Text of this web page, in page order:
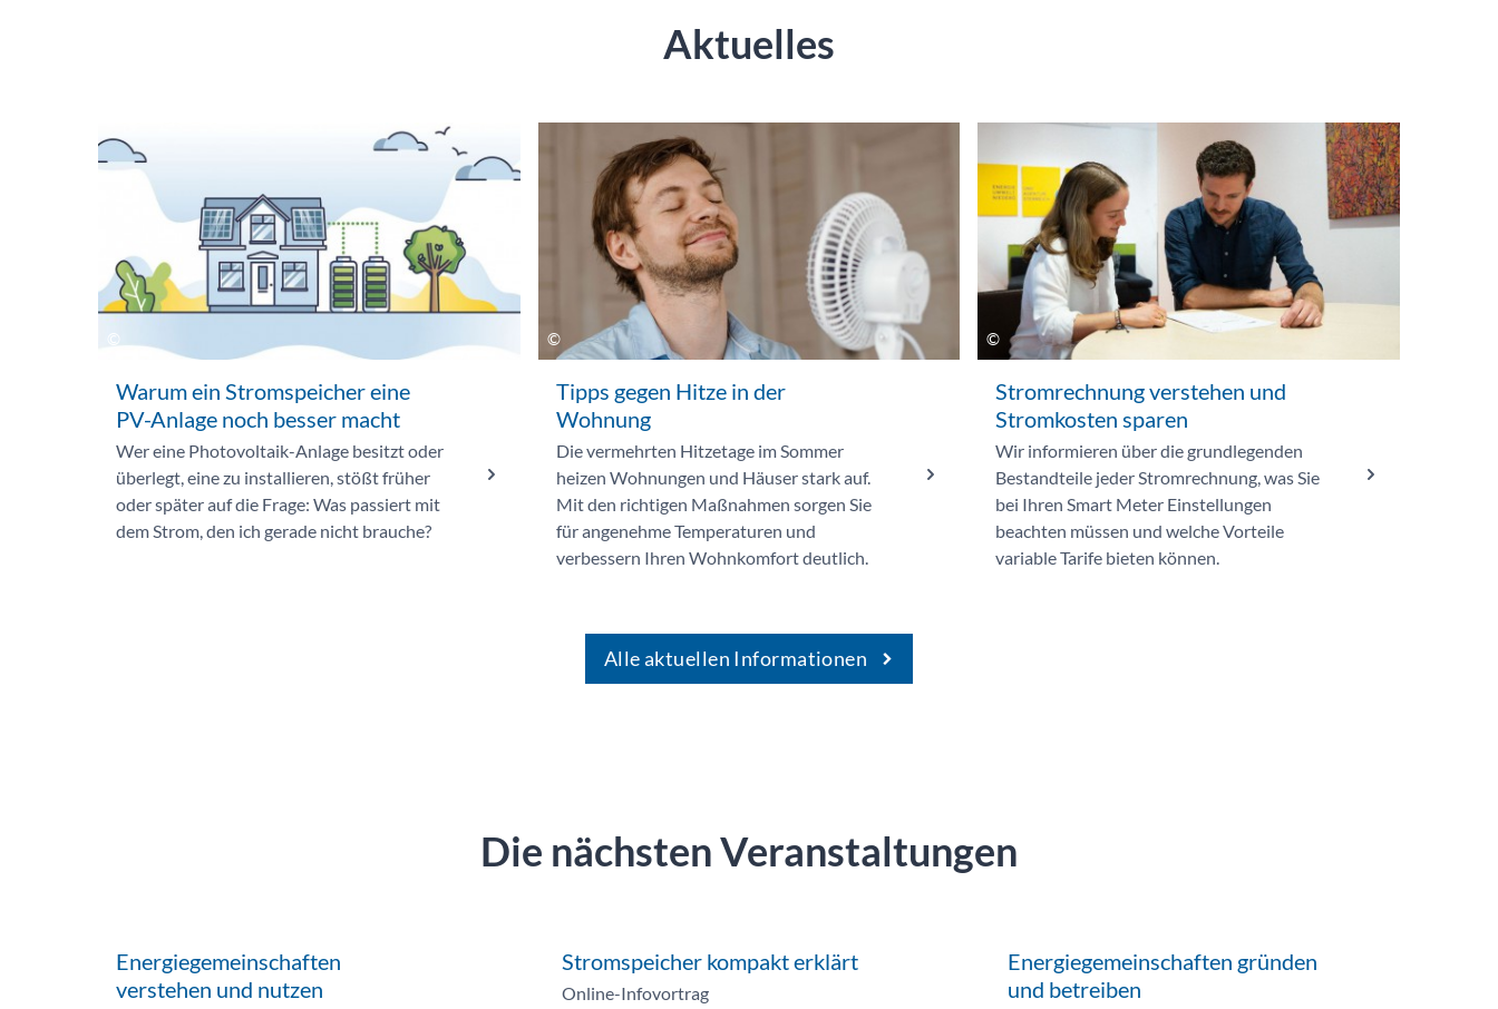
Aktuelles
Warum ein Stromspeicher eine
PV-Anlage noch besser macht
Wer eine Photovoltaik-Anlage besitzt oder
überlegt, eine zu installieren, stößt früher
oder später auf die Frage: Was passiert mit
dem Strom, den ich gerade nicht brauche?
Tipps gegen Hitze in der
Wohnung
Die vermehrten Hitzetage im Sommer
heizen Wohnungen und Häuser stark auf.
Mit den richtigen Maßnahmen sorgen Sie
für angenehme Temperaturen und
verbessern Ihren Wohnkomfort deutlich.
Stromrechnung verstehen und
Stromkosten sparen
Wir informieren über die grundlegenden
Bestandteile jeder Stromrechnung, was Sie
bei Ihren Smart Meter Einstellungen
beachten müssen und welche Vorteile
variable Tarife bieten können.
Alle aktuellen Informationen
Die nächsten Veranstaltungen
Energiegemeinschaften
verstehen und nutzen
Stromspeicher kompakt erklärt
Online-Infovortrag
Energiegemeinschaften gründen
und betreiben